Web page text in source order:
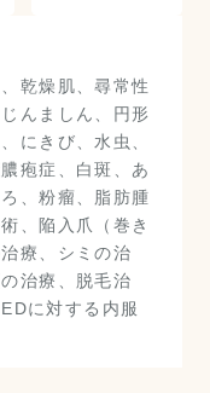
乾燥肌、尋常性
んましん、円形
にきび、水虫、
疱症、白斑、あ
、粉瘤、脂肪腫
、陥入爪（巻き
療、シミの治
治療、脱毛治
に対する内服